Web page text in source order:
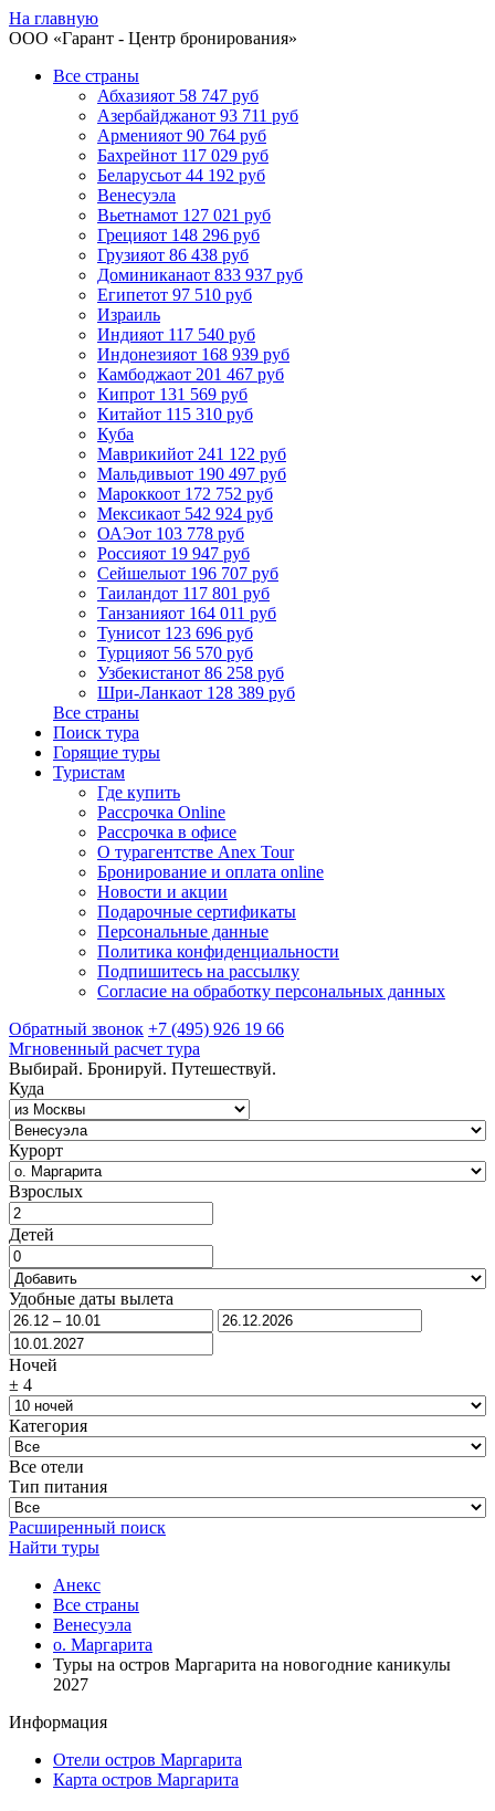
На главную
ООО «Гарант - Центр бронирования»
Все страны
Абхазияот 58 747 руб
Азербайджанот 93 711 руб
Арменияот 90 764 руб
Бахрейнот 117 029 руб
Беларусьот 44 192 руб
Венесуэла
Вьетнамот 127 021 руб
Грецияот 148 296 руб
Грузияот 86 438 руб
Доминиканаот 833 937 руб
Египетот 97 510 руб
Израиль
Индияот 117 540 руб
Индонезияот 168 939 руб
Камбоджаот 201 467 руб
Кипрот 131 569 руб
Китайот 115 310 руб
Куба
Маврикийот 241 122 руб
Мальдивыот 190 497 руб
Мароккоот 172 752 руб
Мексикаот 542 924 руб
ОАЭот 103 778 руб
Россияот 19 947 руб
Сейшелыот 196 707 руб
Таиландот 117 801 руб
Танзанияот 164 011 руб
Тунисот 123 696 руб
Турцияот 56 570 руб
Узбекистанот 86 258 руб
Шри-Ланкаот 128 389 руб
Все страны
Поиск тура
Горящие туры
Туристам
Где купить
Рассрочка Online
Рассрочка в офисе
О турагентстве Anex Tour
Бронирование и оплата online
Новости и акции
Подарочные сертификаты
Персональные данные
Политика конфиденциальности
Подпишитесь на рассылку
Согласие на обработку персональных данных
Обратный звонок +7 (495) 926 19 66
Мгновенный расчет тура
Выбирай. Бронируй. Путешествуй.
Куда
Курорт
Взрослых
Детей
Удобные даты вылета
Ночей
± 4
Категория
Все отели
Тип питания
Расширенный поиск
Найти туры
Анекс
Все страны
Венесуэла
о. Маргарита
Туры на остров Маргарита на новогодние каникулы
2027
Информация
Отели остров Маргарита
Карта остров Маргарита